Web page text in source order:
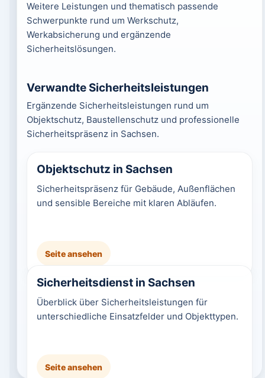
Weitere Leistungen und thematisch passende
Schwerpunkte rund um Werkschutz,
Werkabsicherung und ergänzende
Sicherheitslösungen.
Verwandte Sicherheitsleistungen
Ergänzende Sicherheitsleistungen rund um
Objektschutz, Baustellenschutz und professionelle
Sicherheitspräsenz in Sachsen.
Objektschutz in Sachsen
Sicherheitspräsenz für Gebäude, Außenflächen
und sensible Bereiche mit klaren Abläufen.
Seite ansehen
Sicherheitsdienst in Sachsen
Überblick über Sicherheitsleistungen für
unterschiedliche Einsatzfelder und Objekttypen.
Seite ansehen